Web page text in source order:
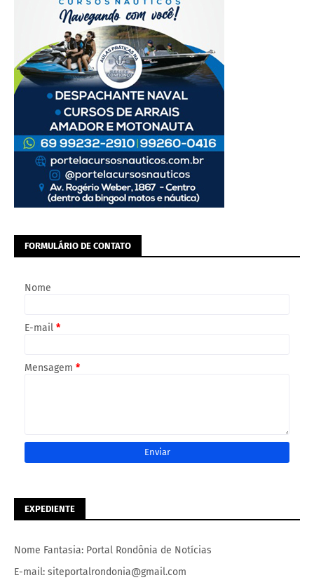
FORMULÁRIO DE CONTATO
Nome
E-mail *
Mensagem *
EXPEDIENTE
Nome Fantasia: Portal Rondônia de Notícias
E-mail: siteportalrondonia@gmail.com